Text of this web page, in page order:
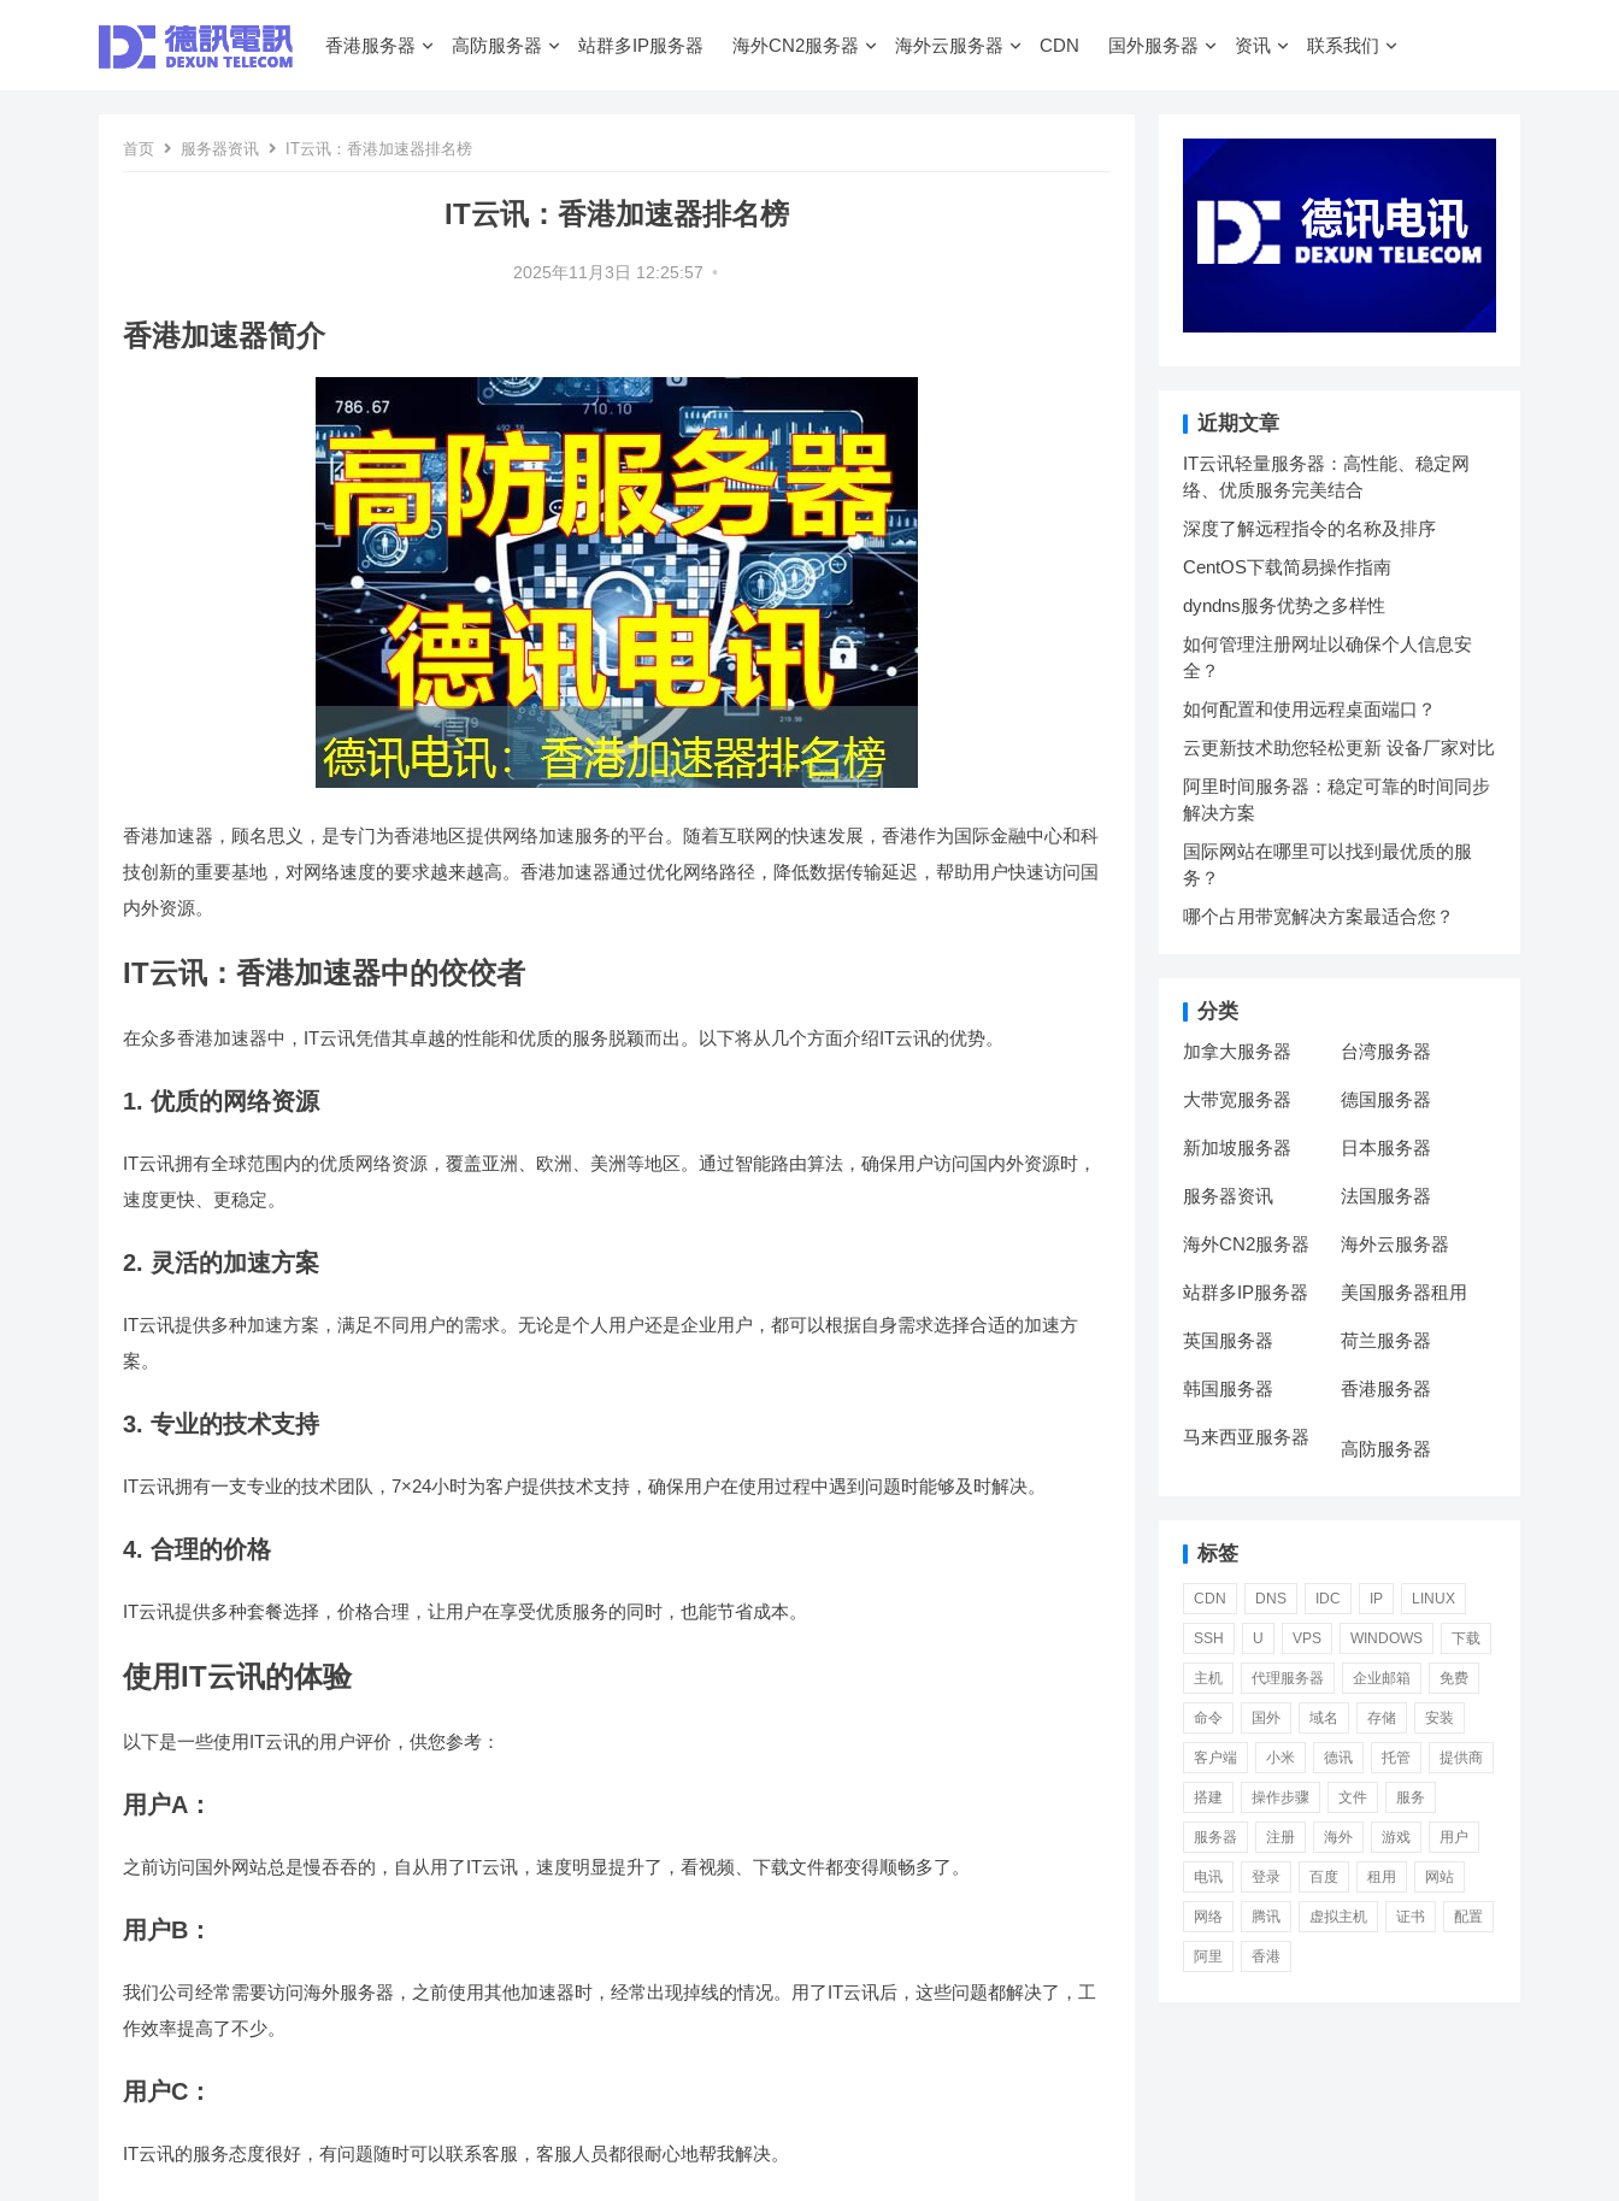
香港服务器 高防服务器 站群多IP服务器 海外CN2服务器 海外云服务器 CDN 国外服务器 资讯 联系我们
首页 服务器资讯 IT云讯：香港加速器排名榜
IT云讯：香港加速器排名榜
2025年11月3日 12:25:57 •
香港加速器简介
香港加速器，顾名思义，是专门为香港地区提供网络加速服务的平台。随着互联网的快速发展，香港作为国际金融中心和科
技创新的重要基地，对网络速度的要求越来越高。香港加速器通过优化网络路径，降低数据传输延迟，帮助用户快速访问国
内外资源。
IT云讯：香港加速器中的佼佼者
在众多香港加速器中，IT云讯凭借其卓越的性能和优质的服务脱颖而出。以下将从几个方面介绍IT云讯的优势。
1. 优质的网络资源
IT云讯拥有全球范围内的优质网络资源，覆盖亚洲、欧洲、美洲等地区。通过智能路由算法，确保用户访问国内外资源时，
速度更快、更稳定。
2. 灵活的加速方案
IT云讯提供多种加速方案，满足不同用户的需求。无论是个人用户还是企业用户，都可以根据自身需求选择合适的加速方
案。
3. 专业的技术支持
IT云讯拥有一支专业的技术团队，7×24小时为客户提供技术支持，确保用户在使用过程中遇到问题时能够及时解决。
4. 合理的价格
IT云讯提供多种套餐选择，价格合理，让用户在享受优质服务的同时，也能节省成本。
使用IT云讯的体验
以下是一些使用IT云讯的用户评价，供您参考：
用户A：
之前访问国外网站总是慢吞吞的，自从用了IT云讯，速度明显提升了，看视频、下载文件都变得顺畅多了。
用户B：
我们公司经常需要访问海外服务器，之前使用其他加速器时，经常出现掉线的情况。用了IT云讯后，这些问题都解决了，工
作效率提高了不少。
用户C：
IT云讯的服务态度很好，有问题随时可以联系客服，客服人员都很耐心地帮我解决。
近期文章
IT云讯轻量服务器：高性能、稳定网
络、优质服务完美结合
深度了解远程指令的名称及排序
CentOS下载简易操作指南
dyndns服务优势之多样性
如何管理注册网址以确保个人信息安
全？
如何配置和使用远程桌面端口？
云更新技术助您轻松更新 设备厂家对比
阿里时间服务器：稳定可靠的时间同步
解决方案
国际网站在哪里可以找到最优质的服
务？
哪个占用带宽解决方案最适合您？
分类
加拿大服务器 台湾服务器
大带宽服务器 德国服务器
新加坡服务器 日本服务器
服务器资讯 法国服务器
海外CN2服务器 海外云服务器
站群多IP服务器 美国服务器租用
英国服务器 荷兰服务器
韩国服务器 香港服务器
马来西亚服务器
高防服务器
标签
CDN DNS IDC IP LINUX
SSH U VPS WINDOWS 下载
主机 代理服务器 企业邮箱 免费
命令 国外 域名 存储 安装
客户端 小米 德讯 托管 提供商
搭建 操作步骤 文件 服务
服务器 注册 海外 游戏 用户
电讯 登录 百度 租用 网站
网络 腾讯 虚拟主机 证书 配置
阿里 香港